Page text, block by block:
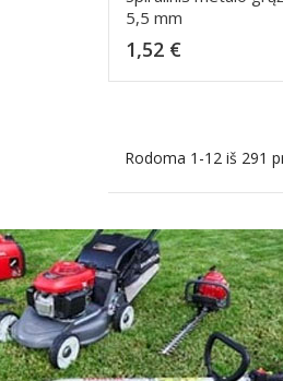
5,5 mm
1,52 €
Rodoma 1-12 iš 291